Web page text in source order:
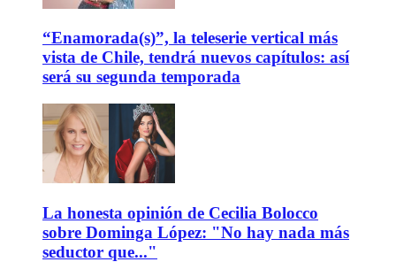
“Enamorada(s)”, la teleserie vertical más
vista de Chile, tendrá nuevos capítulos: así
será su segunda temporada
La honesta opinión de Cecilia Bolocco
sobre Dominga López: "No hay nada más
seductor que..."